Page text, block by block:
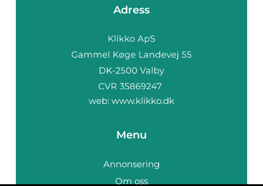
Adress
web: www.klikko.dk
Menu
Annonsering
Om oss